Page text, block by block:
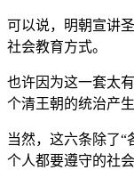
可以说，明朝宣讲
社会教育方式。
也许因为这一套太
个清王朝的统治产
当然，这六条除了“
个人都要遵守的社